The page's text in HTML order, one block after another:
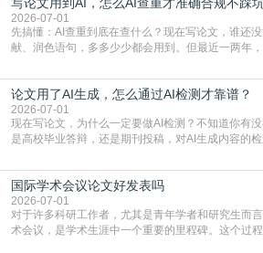
一、查重是标准流程答案是明确的：绝大多数S
2026-07-01
先搞懂：AI查重到底在查什么？现在写论文，谁还
献、润色语句，多多少少都会用到。但最近一两年
须加做AI查重。很多人分不清，AI查重和普通查重
通查重查的是你的文字和已公开文献的重复比例，
的内容里，有多少是AI生成的，防的是过
论文用了AI生成，怎么通过AI检测才靠谱？
2026-07-01
现在写论文，为什么一定要做AI检测？不知道你有
是高校毕业答辩，还是期刊投稿，对AI生成内容的
要求修改，还差点被判定学术不规范，真的太冤了
刊，都已经明确出台了相关规定：如果使用AI生成
注，未标注的AI生成内容会被认定为不符合学
国际学术会议论文好发表吗
2026-07-01
对于许多科研工作者，尤其是青年学者和研究生而
术会议，是学术生涯中一个重要的里程碑。这个过